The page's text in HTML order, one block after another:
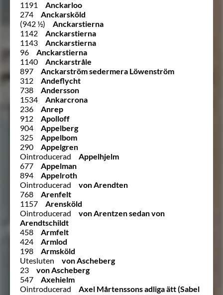
1191
Anckarloo
274
Anckarsköld
(942 ½)
Anckarstierna
1142
Anckarstierna
1143
Anckarstierna
96
Anckarstierna
1140
Anckarstråle
897
Anckarström sedermera Löwenström
312
Andeflycht
738
Andersson
1534
Ankarcrona
236
Anrep
912
Apolloff
904
Appelberg
325
Appelbom
290
Appelgren
Ointroducerad
Appelhjelm
677
Appelman
894
Appelroth
Ointroducerad
von Arendten
768
Arenfelt
1157
Arensköld
Ointroducerad
von Arentzen sedan von
Arendtschildt
458
Armfelt
424
Armlod
198
Armsköld
Utesluten
von Ascheberg
23
von Ascheberg
547
Axehielm
Ointroducerad
Axel Mårtenssons adliga ätt (Sabel